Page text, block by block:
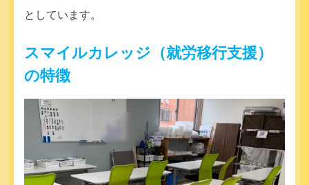
としています。
スマイルカレッジ（就労移行支援）
の特徴